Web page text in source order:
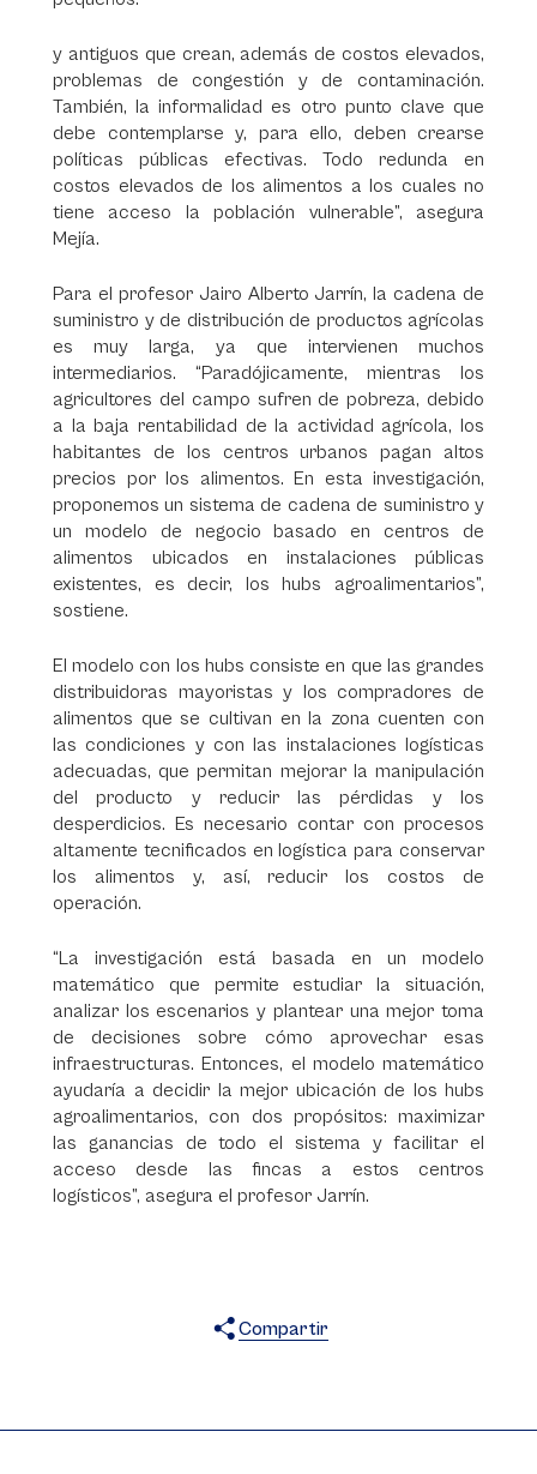
y antiguos que crean, además de costos elevados,
problemas de congestión y de contaminación.
También, la informalidad es otro punto clave que
debe contemplarse y, para ello, deben crearse
políticas públicas efectivas. Todo redunda en
costos elevados de los alimentos a los cuales no
tiene acceso la población vulnerable”, asegura
Mejía.
Para el profesor Jairo Alberto Jarrín, la cadena de
suministro y de distribución de productos agrícolas
es muy larga, ya que intervienen muchos
intermediarios. “Paradójicamente, mientras los
agricultores del campo sufren de pobreza, debido
a la baja rentabilidad de la actividad agrícola, los
habitantes de los centros urbanos pagan altos
precios por los alimentos. En esta investigación,
proponemos un sistema de cadena de suministro y
un modelo de negocio basado en centros de
alimentos ubicados en instalaciones públicas
existentes, es decir, los hubs agroalimentarios”,
sostiene.
El modelo con los hubs consiste en que las grandes
distribuidoras mayoristas y los compradores de
alimentos que se cultivan en la zona cuenten con
las condiciones y con las instalaciones logísticas
adecuadas, que permitan mejorar la manipulación
del producto y reducir las pérdidas y los
desperdicios. Es necesario contar con procesos
altamente tecnificados en logística para conservar
los alimentos y, así, reducir los costos de
operación.
“La investigación está basada en un modelo
matemático que permite estudiar la situación,
analizar los escenarios y plantear una mejor toma
de decisiones sobre cómo aprovechar esas
infraestructuras. Entonces, el modelo matemático
ayudaría a decidir la mejor ubicación de los hubs
agroalimentarios, con dos propósitos: maximizar
las ganancias de todo el sistema y facilitar el
acceso desde las fincas a estos centros
logísticos”, asegura el profesor Jarrín.
Compartir